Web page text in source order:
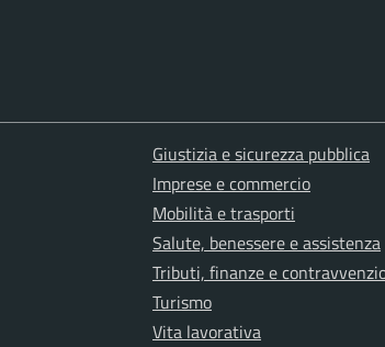
Giustizia e sicurezza pubblica
Imprese e commercio
Mobilità e trasporti
Salute, benessere e assistenza
Tributi, finanze e
Turismo
Vita lavorativa